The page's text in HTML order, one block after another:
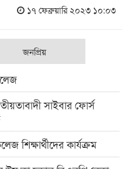
১৭ ফেব্রুয়ারি ২০২৩ ১০:০৩
জনপ্রিয়
সাইবার ফোর্স
শিক্ষার্থীদের কার্যক্রম